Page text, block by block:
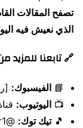
تصفح المقالات
الذي نعيش فيه
🔗 تابعنا
📘 الفيسبوك:
📺 اليوتيوب:
🎵تيك توك: @ashraf.r1